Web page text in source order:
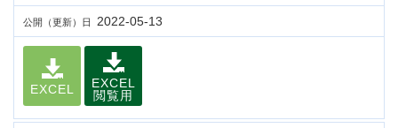
公開（更新）日 2022-05-13
EXCEL
EXCEL
閲覧用